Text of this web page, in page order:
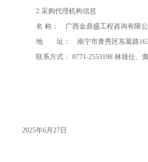
2.采购代理机构信息
名 称： 广西金鼎盛工程咨询有
地 址： 南宁市青秀区东葛路
联系方式： 0771-2553198 林雄仕、
2025年6月 27 日